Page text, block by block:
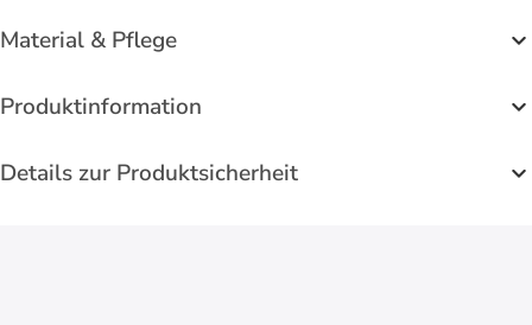
Material & Pflege
Produktinformation
Details zur Produktsicherheit